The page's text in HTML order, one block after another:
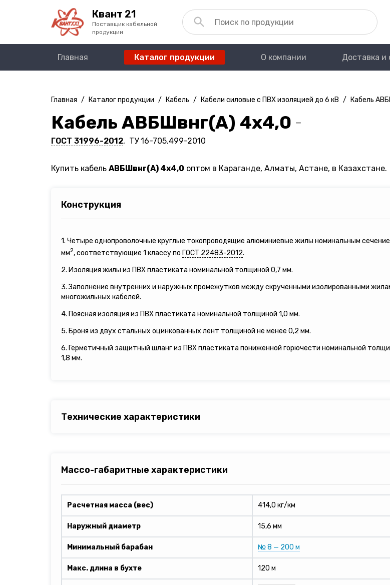
Квант 21
Поставщик кабельной
продукции
Главная Каталог продукции О компании Доставка и
Главная / Каталог продукции / Кабель / Кабели силовые с ПВХ изоляцией до 6 кВ / Кабель
Кабель АВБШвнг(A) 4х4,0 —
ГОСТ 31996-2012, ТУ 16-705.499-2010
Купить кабель АВБШвнг(A) 4х4,0 оптом в Караганде, Алматы, Астане, в Казахстане.
Конструкция
1. Четыре однопроволочные круглые токопроводящие алюминиевые жилы номинальным
мм2, соответствующие 1 классу по ГОСТ 22483-2012.
2. Изоляция жилы из ПВХ пластиката номинальной толщиной 0,7 мм.
3. Заполнение внутренних и наружных промежутков между скрученными изолированными
многожильных кабелей.
4. Поясная изоляция из ПВХ пластиката номинальной толщиной 1,0 мм.
5. Броня из двух стальных оцинкованных лент толщиной не менее 0,2 мм.
6. Герметичный защитный шланг из ПВХ пластиката пониженной горючести номинальной
1,8 мм.
Технические характеристики
Массо-габаритные характеристики
Расчетная масса (вес) 414,0 кг/км
Наружный диаметр 15,6 мм
Минимальный барабан № 8 — 200 м
Макс. длина в бухте 120 м